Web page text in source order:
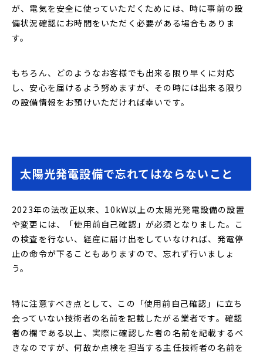
が、電気を安全に使っていただくためには、時に事前の設
備状況確認にお時間をいただく必要がある場合もありま
す。
もちろん、どのようなお客様でも出来る限り早くに対応
し、安心を届けるよう努めますが、その時には出来る限り
の設備情報をお預けいただければ幸いです。
太陽光発電設備で忘れてはならないこと
2023年の法改正以来、10kW以上の太陽光発電設備の設置
や変更には、「使用前自己確認」が必須となりました。こ
の検査を行ない、経産に届け出をしていなければ、発電停
止の命令が下ることもありますので、忘れず行いましょ
う。
特に注意すべき点として、この「使用前自己確認」に立ち
会っていない技術者の名前を記載したがる業者です。確認
者の欄である以上、実際に確認した者の名前を記載するべ
きなのですが、何故か点検を担当する主任技術者の名前を